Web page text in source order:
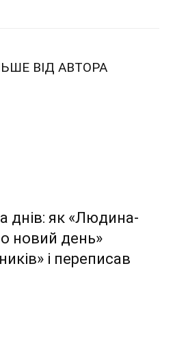
ВІД АВТОРА
днів: як «Людина-
новий день»
і переписав